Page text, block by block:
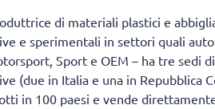
di materiali plastici e
e sperimentali in settori quali
Sport e OEM – ha tre sedi
(due in Italia e una in Repubblica
in 100 paesi e vende